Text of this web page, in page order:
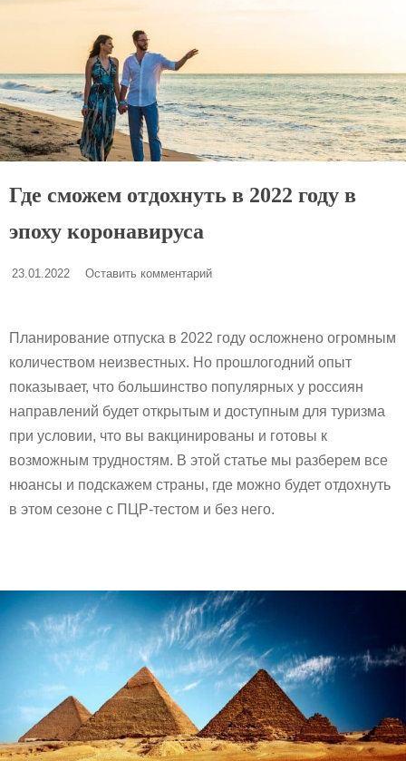
Где сможем отдохнуть в 2022 году в
эпоху коронавируса
23.01.2022 Оставить комментарий
Планирование отпуска в 2022 году осложнено огромным
количеством неизвестных. Но прошлогодний опыт
показывает, что большинство популярных у россиян
направлений будет открытым и доступным для туризма
при условии, что вы вакцинированы и готовы к
возможным трудностям. В этой статье мы разберем все
нюансы и подскажем страны, где можно будет отдохнуть
в этом сезоне с ПЦР-тестом и без него.